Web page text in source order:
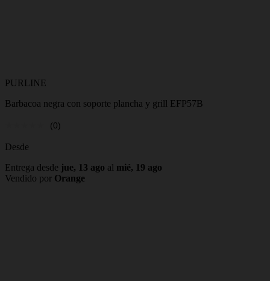
PURLINE
Barbacoa negra con soporte plancha y grill EFP57B
(0)
Desde
Entrega desde jue, 13 ago al mié, 19 ago
Vendido por Orange